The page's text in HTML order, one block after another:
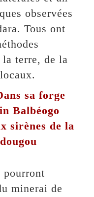
observées
Tous ont
terre, de la
sa forge
Balbéogo
sirènes de la
minerai de